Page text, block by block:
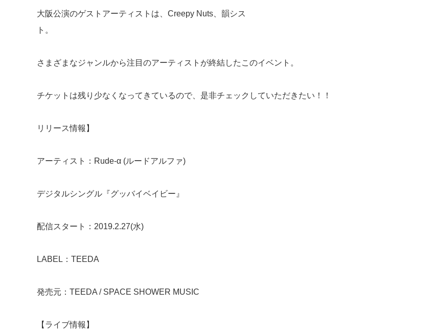
大阪公演のゲストアーティストは、Creepy Nuts、韻シス
ト。
さまざまなジャンルから注目のアーティストが終結したこのイベント。
チケットは残り少なくなってきているので、是非チェックしていただきたい！！
リリース情報】
アーティスト：Rude-α (ルードアルファ)
デジタルシングル『グッバイベイビー』
配信スタート：2019.2.27(水)
LABEL：TEEDA
発売元：TEEDA / SPACE SHOWER MUSIC
【ライブ情報】